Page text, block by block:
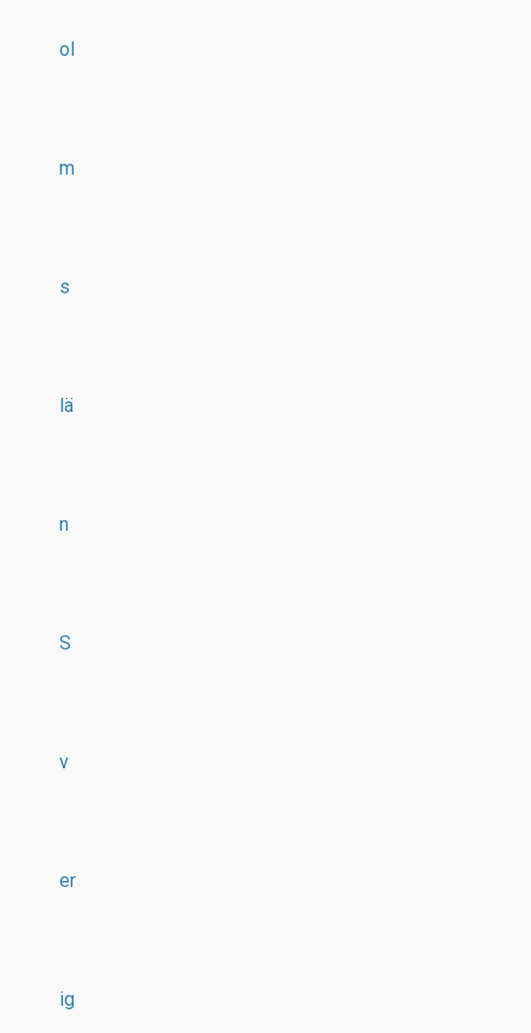
ol
m
s
lä
n
S
v
er
ig